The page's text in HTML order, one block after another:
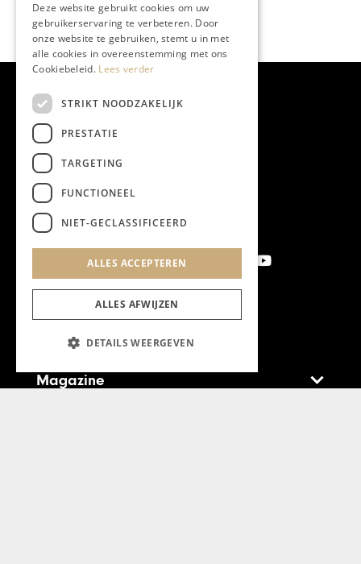
Aanmelden nieuwsbrief
Magazine
Deze website gebruikt cookies om uw
gebruikerservaring te verbeteren. Door
onze website te gebruiken, stemt u in met
alle cookies in overeenstemming met ons
Cookiebeleid. Lees verder
STRIKT NOODZAKELIJK
PRESTATIE
TARGETING
FUNCTIONEEL
NIET-GECLASSIFICEERD
ALLES ACCEPTEREN
ALLES AFWIJZEN
DETAILS WEERGEVEN